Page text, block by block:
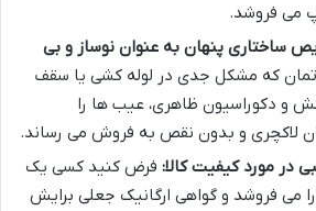
می فروشد.
ساختاری پنهان به عنوان نوساز و بی
که مشکل جدی در لوله کشی یا سقف
و دکوراسیون ظاهری، عیب ها را
لاکچری و بدون نقص به فروش می رساند.
در مورد کیفیت کالا: فرض کنید کسی یک
می فروشد و گواهی ارگانیک جعلی برایش